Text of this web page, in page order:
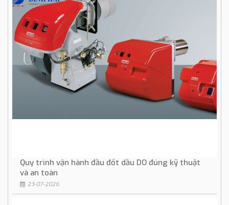
Quy trình vận hành đầu đốt dầu DO đúng kỹ thuật
và an toàn
23-07-2026